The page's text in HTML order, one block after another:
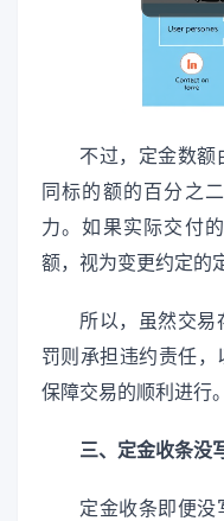
不过，定金数额
同标的额的百分之
力。如果实际交付
额，视为变更约定的
所以，虽然交易
罚则承担违约责任，
保障交易的顺利进行。
三、定金收条没
定金收条即便没